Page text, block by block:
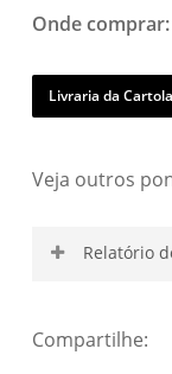
Onde comprar:
Livraria da Cartola
Veja outros
Relatório
Compartilhe: